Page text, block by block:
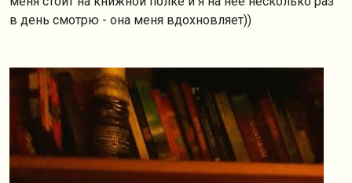
в день смотрю - она меня вдохновляет))